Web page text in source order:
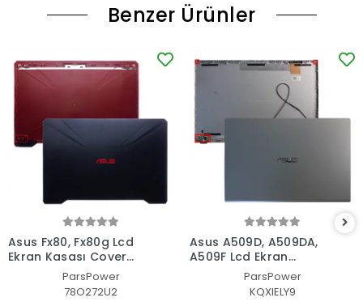
Benzer Ürünler
Asus Fx80, Fx80g Lcd
Ekran Kasası Cover
Bezel - Çerçeve Set
ParsPower
78O272U2
Asus A509D, A509DA,
A509F Lcd Ekran
Kasası Cover Bezel -
Çerçeve Set
ParsPower
KQXIELY9